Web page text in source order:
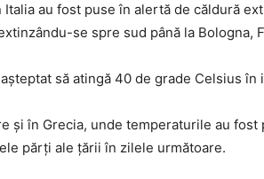
au fost puse în alertă de căldură
se spre sud până la Bologna,
să atingă 40 de grade Celsius
și în Grecia, unde temperaturile au fost
părți ale țării în zilele următoare.